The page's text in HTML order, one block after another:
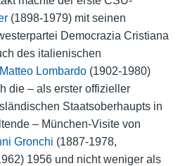
(1898-1979) mit seinen
Democrazia Cristiana
des italienischen
Lombardo(1902-1980)
die – als erster offizieller
Staatsoberhaupts in
– München-Visite von
Gronchi (1887-1978,
1956 und nicht weniger als